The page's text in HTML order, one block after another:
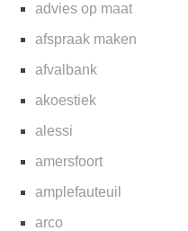
advies op maat
afspraak maken
afvalbank
akoestiek
alessi
amersfoort
amplefauteuil
arco